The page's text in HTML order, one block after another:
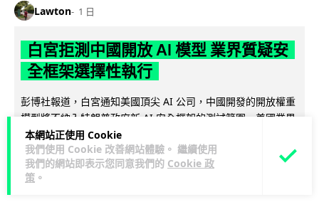
本網站正使用 Cookie
我們使用 Cookie 改善網站體驗。 繼續使用
我們的網站即表示您同意我們的 Cookie 政
策 。
Lawton 1 日
白宮拒測中國開放 AI 模型 業界質疑安
全框架選擇性執行
彭博社報道，白宮通知美國頂尖 AI 公司，中國開發的開放權重
模型將不納入特朗普政府新 AI 安全框架的測試範圍。美國業界
則聯署呼籲政府不要限...
44 21↗ 分享